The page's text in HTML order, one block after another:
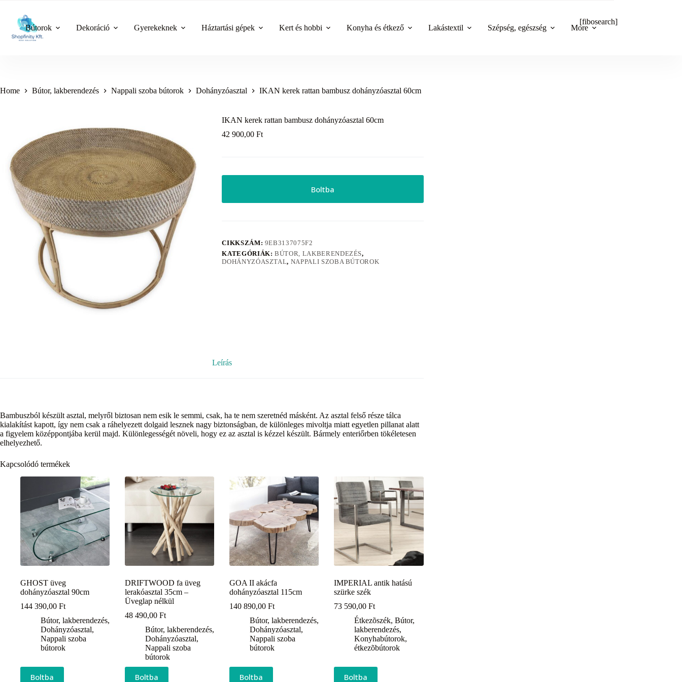
content
Bútorok Dekoráció Gyerekeknek Háztartási gépek Kert és hobbi Konyha és étkező Lakástextil Szépség, egészség More
[fibosearch]
Home Bútor, lakberendezés Nappali szoba bútorok Dohányzóasztal IKAN kerek rattan bambusz dohányzóasztal 60cm
IKAN kerek rattan bambusz dohányzóasztal 60cm
42 900,00Ft
Boltba
CIKKSZÁM: 9EB3137075F2
KATEGÓRIÁK:BÚTOR, LAKBERENDEZÉS,
DOHÁNYZÓASZTAL, NAPPALI SZOBA BÚTOROK
Leírás
Bambuszból készült asztal, melyről biztosan nem esik le semmi, csak, ha te nem szeretnéd másként. Az asztal felső része tálca
kialakítást kapott, így nem csak a ráhelyezett dolgaid lesznek nagy biztonságban, de különleges mivoltja miatt egyetlen pillanat alatt
a figyelem középpontjába kerül majd. Különlegességét növeli, hogy ez az asztal is kézzel készült. Bármely enteriőrben tökéletesen
elhelyezhető.
Kapcsolódó termékek
GHOST üveg
dohányzóasztal 90cm
144 390,00 Ft
Bútor, lakberendezés,
Dohányzóasztal,
Nappali szoba
bútorok
Boltba
DRIFTWOOD fa üveg
lerakóasztal 35cm –
Üveglap nélkül
48 490,00Ft
Bútor, lakberendezés,
Dohányzóasztal,
Nappali szoba
bútorok
Boltba
GOA II akácfa
dohányzóasztal 115cm
140 890,00Ft
Bútor, lakberendezés,
Dohányzóasztal,
Nappali szoba
bútorok
Boltba
IMPERIAL antik hatású
szürke szék
73 590,00Ft
Étkezõszék,Bútor,
lakberendezés,
Konyhabútorok,
étkezõbútorok
Boltba